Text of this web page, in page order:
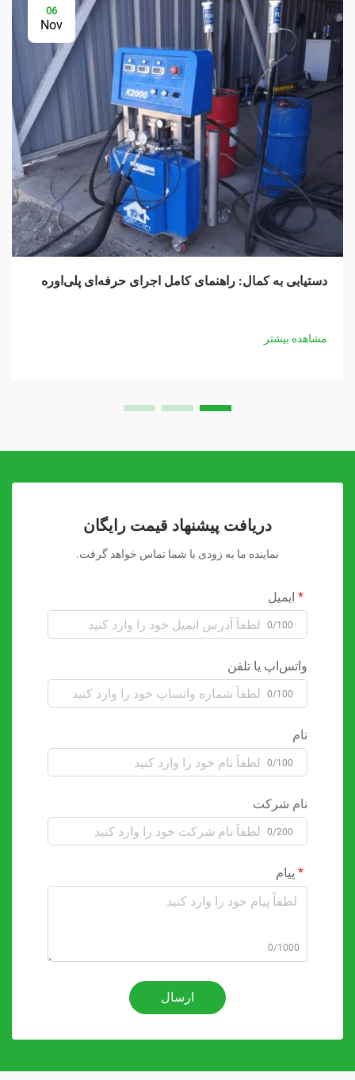
06
Nov
دستیابی به کمال: راهنمای کامل اجرای حرفه‌ای پلی‌اوره
مشاهده بیشتر
دریافت پیشنهاد قیمت رایگان
نماینده ما به زودی با شما تماس خواهد گرفت.
ایمیل
0/100
واتس‌اپ یا تلفن
0/100
نام
0/100
نام شرکت
0/200
پیام
0/1000
ارسال